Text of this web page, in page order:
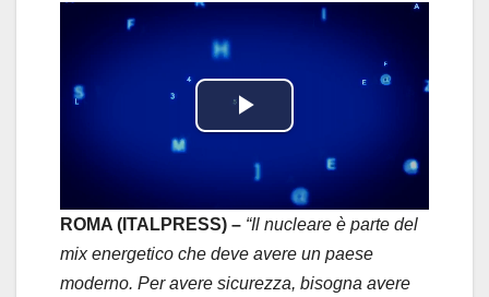
P
l
a
y
ROMA (ITALPRESS) – “Il nucleare è parte del
mix energetico che deve avere un paese
moderno. Per avere sicurezza, bisogna avere